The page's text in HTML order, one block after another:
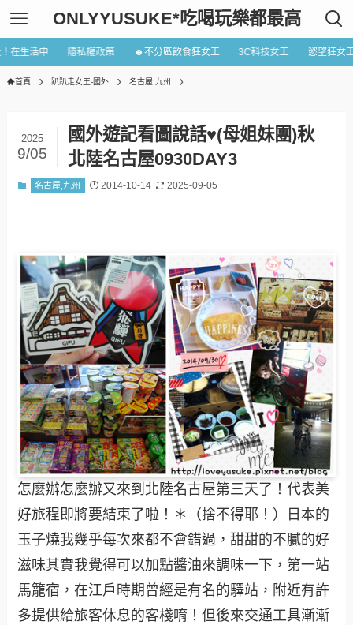
ONLYYUSUKE*吃喝玩樂都最高
在生活中 隱私權政策 ☻不分區飲食狂女王 3C科技女王 慾望狂女
首頁 趴趴走女王-國外 名古屋,九州
國外遊記看圖說話♥(母姐妹團)秋
北陸名古屋0930DAY3
2025
9/05
名古屋,九州 2014-10-14 2025-09-05
怎麼辦怎麼辦又來到北陸名古屋第三天了！代表美
好旅程即將要結束了啦！＊（捨不得耶！）日本的
玉子燒我幾乎每次來都不會錯過，甜甜的不膩的好
滋味其實我覺得可以加點醬油來調味一下，第一站
馬籠宿，在江戶時期曾經是有名的驛站，附近有許
多提供給旅客休息的客棧唷！但後來交通工具漸漸